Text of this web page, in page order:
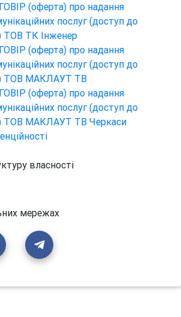
(оферта) про надання
послуг (доступ до
ТОВ ТК Інженер
(оферта) про надання
послуг (доступ до
ТОВ МАКЛАУТ ТВ
(оферта) про надання
послуг (доступ до
ТОВ МАКЛАУТ ТВ Черкаси
власності
мережах